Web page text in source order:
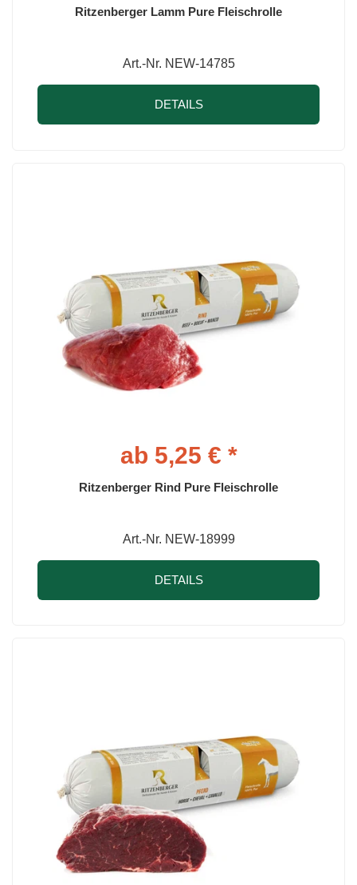
Ritzenberger Lamm Pure Fleischrolle
Art.-Nr. NEW-14785
DETAILS
ab 5,25 € *
Ritzenberger Rind Pure Fleischrolle
Art.-Nr. NEW-18999
DETAILS